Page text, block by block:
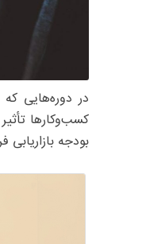
در دوره‌هایی
کسب‌وکارها
بودجه